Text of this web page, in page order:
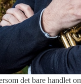
det bare handlet